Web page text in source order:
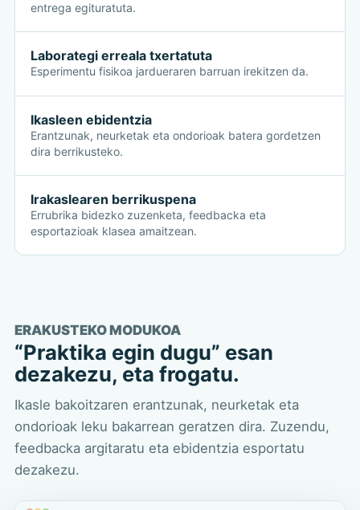
entrega egituratuta.
Laborategi erreala txertatuta
Esperimentu fisikoa jardueraren barruan irekitzen da.
Ikasleen ebidentzia
Erantzunak, neurketak eta ondorioak batera gordetzen
dira berrikusteko.
Irakaslearen berrikuspena
Errubrika bidezko zuzenketa, feedbacka eta
esportazioak klasea amaitzean.
ERAKUSTEKO MODUKOA
“Praktika egin dugu” esan
dezakezu, eta frogatu.
Ikasle bakoitzaren erantzunak, neurketak eta
ondorioak leku bakarrean geratzen dira. Zuzendu,
feedbacka argitaratu eta ebidentzia esportatu
dezakezu.